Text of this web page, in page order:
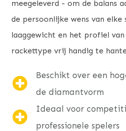
meegeleverd - om de balans
de persoonlijke wens van elke
laaggewicht en het profiel
rackettype vrij handig te
Beschikt over een
de diamantvorm
Ideaal voor
professionele spelers